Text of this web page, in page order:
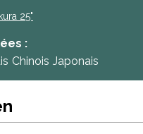
25"
:
Chinois Japonais